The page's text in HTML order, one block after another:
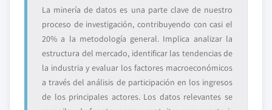
La minería de datos es una parte clave de nuestro
proceso de investigación, contribuyendo con casi el
20% a la metodología general. Implica analizar la
estructura del mercado, identificar las tendencias de
la industria y evaluar los factores macroeconómicos
a través del análisis de participación en los ingresos
de los principales actores. Los datos relevantes se